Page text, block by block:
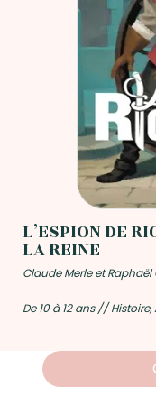
L’ESPION DE
LA REINE
Claude Merle et Raphaël
De 10 à 12 ans //